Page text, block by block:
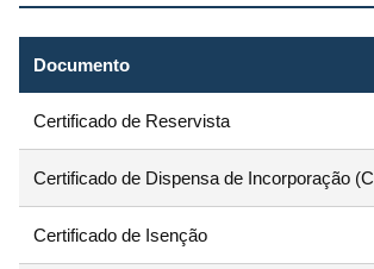
Documento
Certificado de Reservista
Certificado de Dispensa de Incorporação
Certificado de Isenção